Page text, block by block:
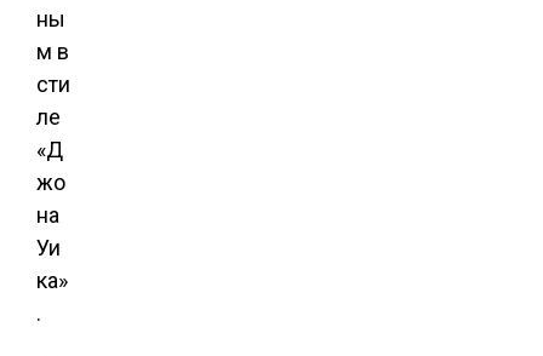
ны
м в
сти
ле
«Д
жо
на
Уи
ка»
.